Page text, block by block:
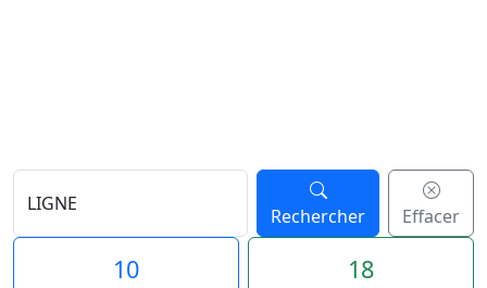
Rechercher Effacer
10 18